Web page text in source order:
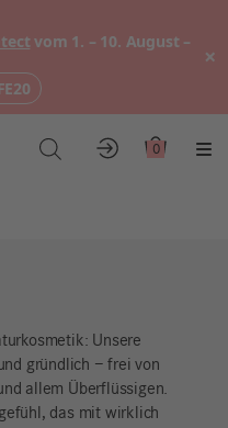
vom 1. – 10. August –
×
Konto 0
Unsere
gründlich – frei von
allem Überflüssigen.
das mit wirklich